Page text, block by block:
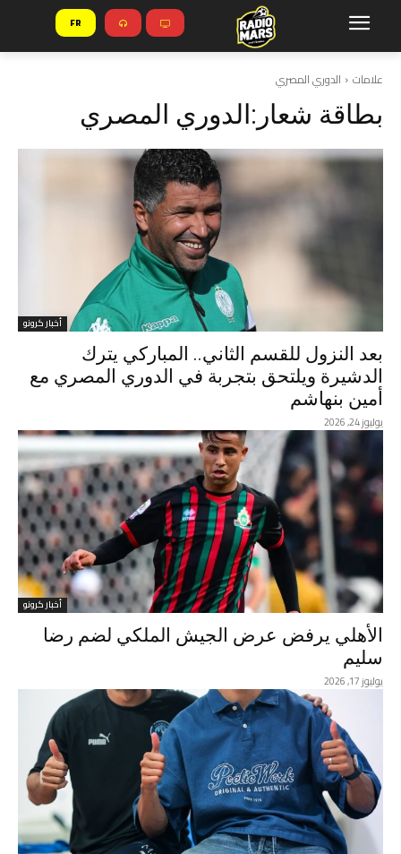
FR
علامات الدوري المصري
بطاقة شعار:الدوري المصري
أخبار كرونو
بعد النزول للقسم الثاني.. المباركي يترك
الدشيرة ويلتحق بتجربة في الدوري المصري مع
أمين بنهاشم
يوليوز 24, 2026
أخبار كرونو
الأهلي يرفض عرض الجيش الملكي لضم رضا
سليم
يوليوز 17, 2026